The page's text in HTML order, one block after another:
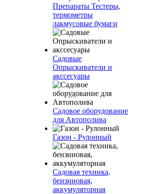
Препараты Тестеры,
термометры
лакмусовые бумаги
Садовые
Опрыскиватели и
акссесуары
Садовое оборудование
для Автополива
Газон - Рулонный
Садовая техника,
бензиновая,
аккумуляторная